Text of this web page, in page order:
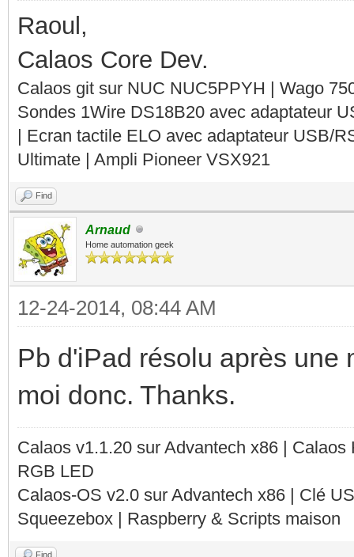
Raoul,
Calaos Core Dev.
Calaos git sur NUC NUC5PPYH | Wago
Sondes 1Wire DS18B20 avec adaptateur
| Ecran tactile ELO avec adaptateur USB/
Ultimate | Ampli Pioneer VSX921
Find
Arnaud
Home automation geek
12-24-2014, 08:44 AM
Pb d'iPad résolu après une
moi donc. Thanks.
Calaos v1.1.20 sur Advantech x86 |
RGB LED
Calaos-OS v2.0 sur Advantech x86 | Clé
Squeezebox | Raspberry & Scripts maison
Find